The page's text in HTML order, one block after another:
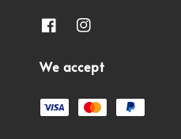
We accept